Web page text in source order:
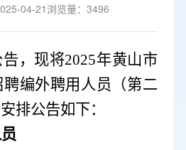
04-21浏览量：3496
，现将2025年黄山市
编外聘用人员（第二
排公告如下：